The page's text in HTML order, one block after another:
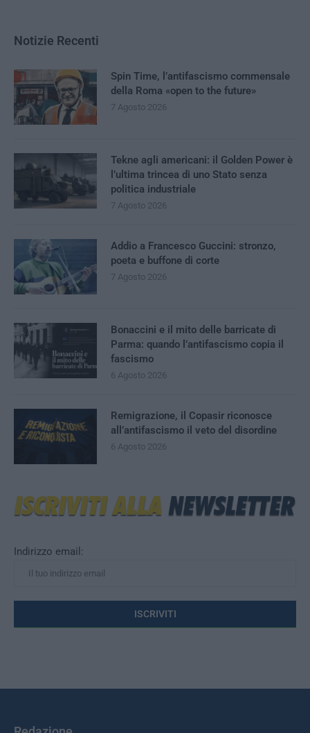
Indirizzo email:
Notizie Recenti
Spin Time, l’antifascismo commensale
della Roma «open to the future»
7 Agosto 2026
Tekne agli americani: il Golden Power è
l’ultima trincea di uno Stato senza
politica industriale
7 Agosto 2026
Addio a Francesco Guccini: stronzo,
poeta e buffone di corte
7 Agosto 2026
Bonaccini e il mito delle barricate di
Parma: quando l’antifascismo copia il
fascismo
6 Agosto 2026
Remigrazione, il Copasir riconosce
all’antifascismo il veto del disordine
6 Agosto 2026